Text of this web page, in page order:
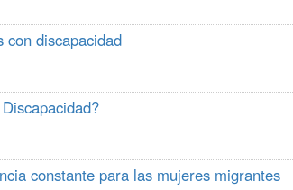
con discapacidad
constante para las mujeres migrantes